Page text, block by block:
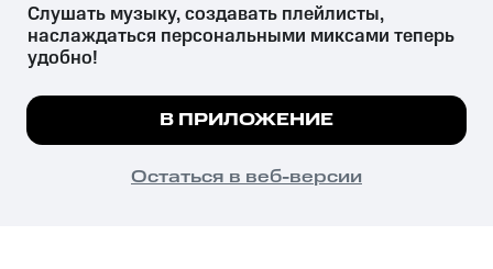
психотропных веществ, их аналогов причиняет вред здоровью,
их незаконный оборот запрещён и влечёт установленную
законодательством ответственность.
© 2026 ООО «КИОН».
Все права защищены
Мы используем куки, чтобы на сайте все
Подробнее
ПОНЯТНО
Слушать музыку, создавать плейлисты,
наслаждаться персональными миксами теперь
удобно!
В ПРИЛОЖЕНИЕ
Остаться в веб-версии